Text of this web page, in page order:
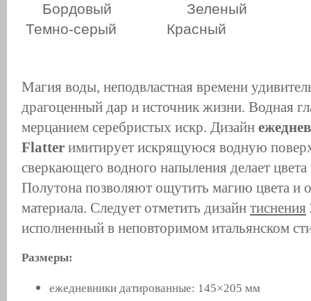
Бордовый
Темно-серый Красный
Магия воды, неподвластная времени
драгоценный дар и источник жизни. Водная
мерцанием серебристых искр. Дизайн
Flatter имитирует искрящуюся водную
сверкающего водного напыления делает
Полутона позволяют ощутить магию цвета и
материала. Следует отметить дизайн тиснения
исполненный в неповторимом итальянском
Размеры:
ежедневники датированные: 145×205 мм